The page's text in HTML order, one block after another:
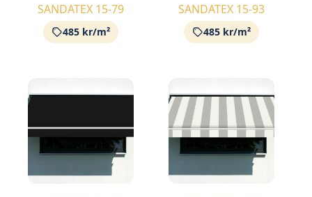
SANDATEX 15-79
485 kr/m²
SANDATEX 15-93
485 kr/m²